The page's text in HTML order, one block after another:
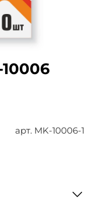
арт. MK-10006-1